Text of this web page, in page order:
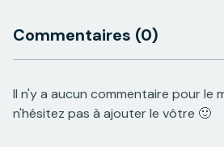
Commentaires (0)
Il n'y a aucun commentaire pour le
n'hésitez pas à ajouter le vôtre 🙂